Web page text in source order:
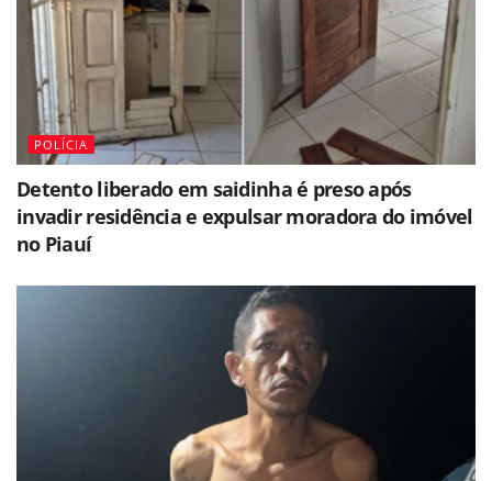
POLÍCIA
Detento liberado em saidinha é preso após
invadir residência e expulsar moradora do imóvel
no Piauí